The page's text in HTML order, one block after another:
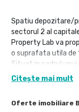
Oferte imobiliare
Spatiu depozitare/
sectorul 2 al
Property Lab va
o suprafata utila de
Situat in cadrul
accesibilitate facila
construit pe
din caramida si
Citește mai mult